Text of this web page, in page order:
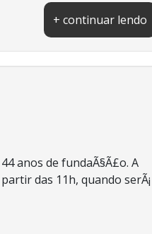
+ continuar lendo
anos de fundaÃ§Ã£o. A
das 11h, quando serÃ¡